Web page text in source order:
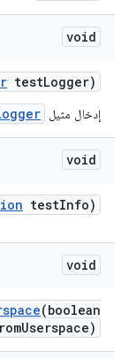
void
testLogger)
إدخال مثيل
void
testInfo)
void
(boolean
Userspace)